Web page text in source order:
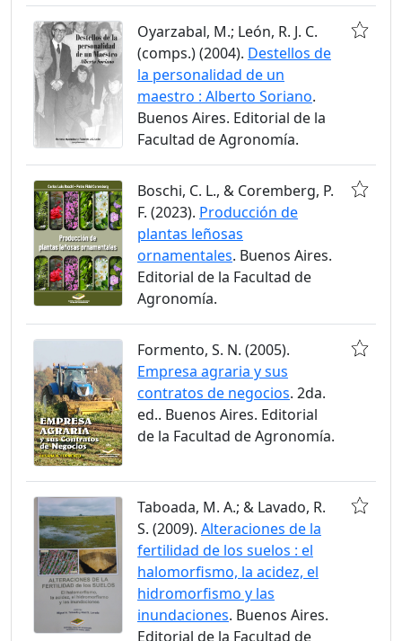
Oyarzabal, M.; León, R. J. C.
(comps.) (2004). Destellos de
la personalidad de un
maestro : Alberto Soriano.
Buenos Aires. Editorial de la
Facultad de Agronomía.
Boschi, C. L., & Coremberg, P.
F. (2023). Producción de
plantas leñosas
ornamentales. Buenos Aires.
Editorial de la Facultad de
Agronomía.
Formento, S. N. (2005).
Empresa agraria y sus
contratos de negocios. 2da.
ed.. Buenos Aires. Editorial
de la Facultad de Agronomía.
Taboada, M. A.; & Lavado, R.
S. (2009). Alteraciones de la
fertilidad de los suelos : el
halomorfismo, la acidez, el
hidromorfismo y las
inundaciones. Buenos Aires.
Editorial de la Facultad de